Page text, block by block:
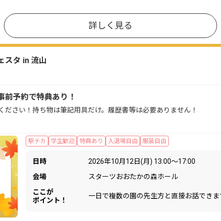
詳しく見る
スタ in 流山
前予約で特典あり！
駅チカ 学生歓迎 特典あり 入退場自由 服装自由
さい！持ち物は筆記用具だけ。履歴書等は必要ありません！
日時
2026年10月12日(月) 13:00〜17:00
会場
スターツおおたかの森ホール
ここが
ポイント！
一日で複数の園の先生方と直接お話できま